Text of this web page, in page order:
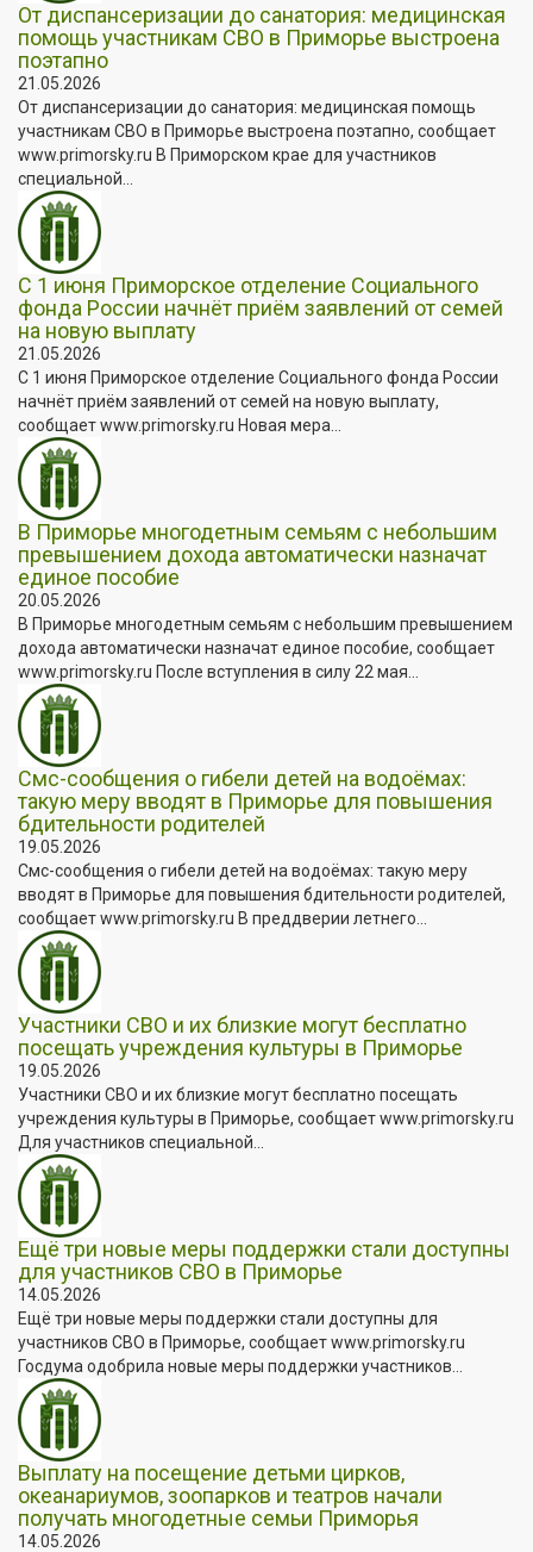
От диспансеризации до санатория: медицинская
помощь участникам СВО в Приморье выстроена
поэтапно
21.05.2026
От диспансеризации до санатория: медицинская помощь
участникам СВО в Приморье выстроена поэтапно, сообщает
www.primorsky.ru В Приморском крае для участников
специальной...
С 1 июня Приморское отделение Социального
фонда России начнёт приём заявлений от семей
на новую выплату
21.05.2026
С 1 июня Приморское отделение Социального фонда России
начнёт приём заявлений от семей на новую выплату,
сообщает www.primorsky.ru Новая мера...
В Приморье многодетным семьям с небольшим
превышением дохода автоматически назначат
единое пособие
20.05.2026
В Приморье многодетным семьям с небольшим превышением
дохода автоматически назначат единое пособие, сообщает
www.primorsky.ru После вступления в силу 22 мая...
Смс-сообщения о гибели детей на водоёмах:
такую меру вводят в Приморье для повышения
бдительности родителей
19.05.2026
Смс-сообщения о гибели детей на водоёмах: такую меру
вводят в Приморье для повышения бдительности родителей,
сообщает www.primorsky.ru В преддверии летнего...
Участники СВО и их близкие могут бесплатно
посещать учреждения культуры в Приморье
19.05.2026
Участники СВО и их близкие могут бесплатно посещать
учреждения культуры в Приморье, сообщает www.primorsky.ru
Для участников специальной...
Ещё три новые меры поддержки стали доступны
для участников СВО в Приморье
14.05.2026
Ещё три новые меры поддержки стали доступны для
участников СВО в Приморье, сообщает www.primorsky.ru
Госдума одобрила новые меры поддержки участников...
Выплату на посещение детьми цирков,
океанариумов, зоопарков и театров начали
получать многодетные семьи Приморья
14.05.2026